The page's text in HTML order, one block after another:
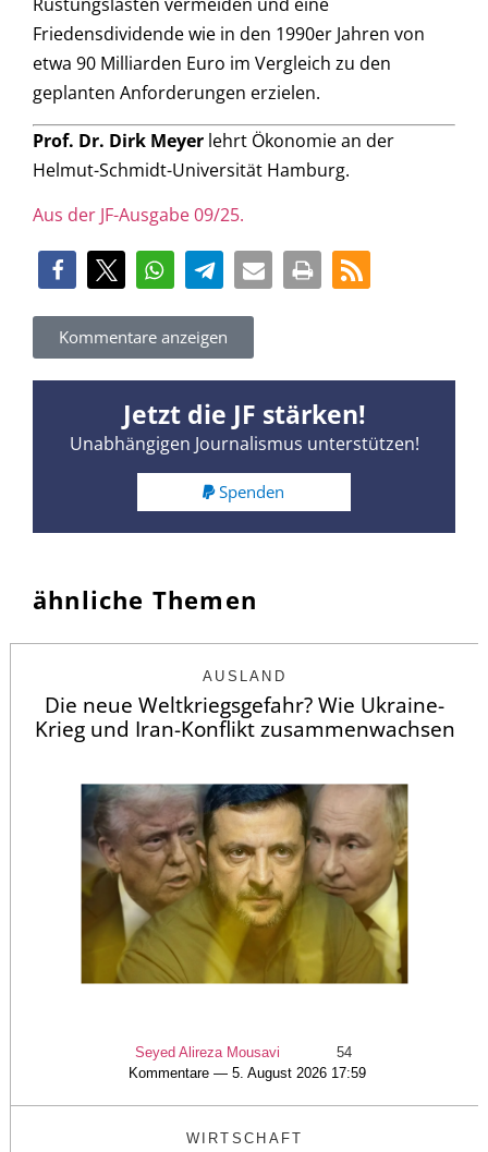
Friedensdividende wie in den 1990er Jahren von
etwa 90 Milliarden Euro im Vergleich zu den
geplanten Anforderungen erzielen.
Prof. Dr. Dirk Meyer lehrt Ökonomie an der
Helmut-Schmidt-Universität Hamburg.
Aus der JF-Ausgabe 09/25.
Kommentare anzeigen
Jetzt die JF stärken!
Unabhängigen Journalismus unterstützen!
Spenden
ähnliche Themen
AUSLAND
Die neue Weltkriegsgefahr? Wie Ukraine-
Krieg und Iran-Konflikt zusammenwachsen
Seyed Alireza Mousavi
54
Kommentare — 5. August 2026 17:59
WIRTSCHAFT